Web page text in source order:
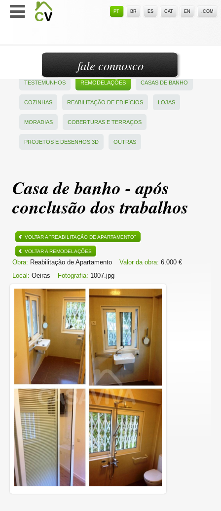
PT BR ES CAT EN .COM
TESTEMUNHOS REMODELAÇÕES CASAS DE BANHO
COZINHAS REABILITAÇÃO DE EDIFÍCIOS LOJAS
MORADIAS COBERTURAS E TERRAÇOS
PROJETOS E DESENHOS 3D OUTRAS
Casa de banho - após
conclusão dos trabalhos
VOLTAR A "REABILITAÇÃO DE APARTAMENTO"
VOLTAR A REMODELAÇÕES
Obra: Reabilitação de Apartamento Valor da obra: 6.000 €
Local: Oeiras Fotografia: 1007.jpg
fale connosco